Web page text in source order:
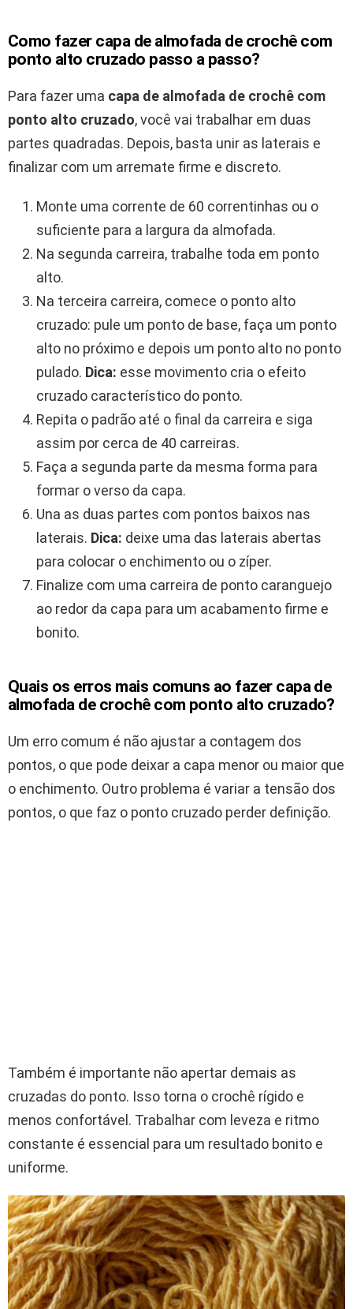
Como fazer capa de almofada de crochê com
ponto alto cruzado passo a passo?
Para fazer uma capa de almofada de crochê com
ponto alto cruzado, você vai trabalhar em duas
partes quadradas. Depois, basta unir as laterais e
finalizar com um arremate firme e discreto.
Monte uma corrente de 60 correntinhas ou o
suficiente para a largura da almofada.
Na segunda carreira, trabalhe toda em ponto
alto.
Na terceira carreira, comece o ponto alto
cruzado: pule um ponto de base, faça um ponto
alto no próximo e depois um ponto alto no ponto
pulado. Dica: esse movimento cria o efeito
cruzado característico do ponto.
Repita o padrão até o final da carreira e siga
assim por cerca de 40 carreiras.
Faça a segunda parte da mesma forma para
formar o verso da capa.
Una as duas partes com pontos baixos nas
laterais. Dica: deixe uma das laterais abertas
para colocar o enchimento ou o zíper.
Finalize com uma carreira de ponto caranguejo
ao redor da capa para um acabamento firme e
bonito.
Quais os erros mais comuns ao fazer capa de
almofada de crochê com ponto alto cruzado?
Um erro comum é não ajustar a contagem dos
pontos, o que pode deixar a capa menor ou maior que
o enchimento. Outro problema é variar a tensão dos
pontos, o que faz o ponto cruzado perder definição.
Também é importante não apertar demais as
cruzadas do ponto. Isso torna o crochê rígido e
menos confortável. Trabalhar com leveza e ritmo
constante é essencial para um resultado bonito e
uniforme.